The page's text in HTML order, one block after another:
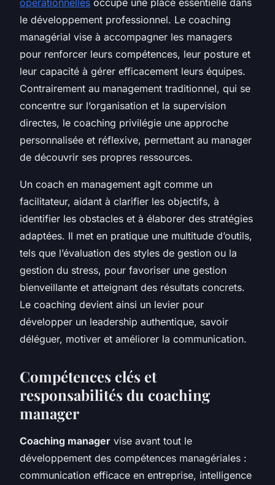
le développement professionnel. Le coaching
managérial vise à accompagner les managers
pour renforcer leurs compétences, leur posture et
leur capacité à gérer efficacement leurs équipes.
Contrairement au management traditionnel, qui se
concentre sur l’organisation et la supervision
directes, le coaching privilégie une approche
personnalisée et réflexive, permettant au manager
de découvrir ses propres ressources.
Un coach en management agit comme un
facilitateur, aidant à clarifier les objectifs, à
identifier les obstacles et à élaborer des stratégies
adaptées. Il met en pratique une multitude d’outils,
tels que l’évaluation des styles de gestion ou la
gestion du stress, pour favoriser une gestion
bienveillante et atteignant des résultats concrets.
Le coaching devient ainsi un levier pour
développer un leadership authentique, savoir
déléguer, motiver et améliorer la communication.
Compétences clés et
responsabilités du coaching
manager
Coaching manager vise avant tout le
développement des compétences managériales :
communication efficace en entreprise, intelligence